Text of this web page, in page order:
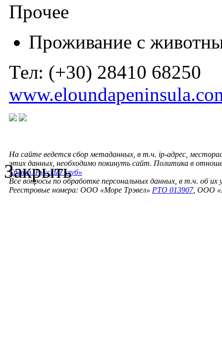
Прочее
Проживание с
Тел: (+30) 28410 68250
На сайте ведется сбор метаданных, в т.ч. ip-адрес,
этих данных, необходимо покинуть сайт. Политика в
Трэвел. Русский клуб»
Все вопросы по обработке персональных данных, в т.ч. об их
Реестровые номера: ООО «Море Трэвел» РТО 013907, ООО
Закрыть